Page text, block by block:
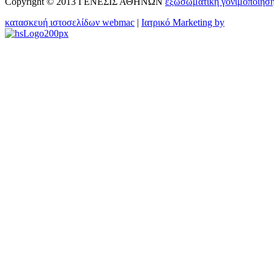
κατασκευή ιστοσελίδων webmac | Ιατρικό Marketing by